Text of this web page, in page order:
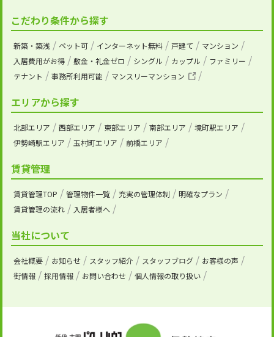
こだわり条件から探す
新築・築浅 ペット可 インターネット無料 戸建て
マンション
入居費用がお得
敷金・礼金ゼロ シングル カップル
ファミリー
テナント
事務所利用可能 マンスリーマンション
エリアから探す
北部エリア 西部エリア 東部エリア 南部エリア
境町駅エリア
伊勢崎駅エリア
玉村町エリア 前橋エリア
賃貸管理
賃貸管理TOP 管理物件一覧 充実の管理体制
明確なプラン
賃貸管理の流れ
入居者様へ
当社について
会社概要 お知らせ スタッフ紹介 スタッフブログ
お客様の声
街情報
採用情報 お問い合わせ 個人情報の取り扱い